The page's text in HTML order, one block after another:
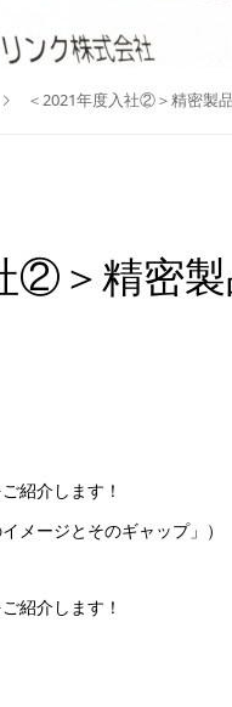
＜2021年度入社②＞精密製
②＞精密
紹介します！
メージとそのギャップ」）
紹介します！